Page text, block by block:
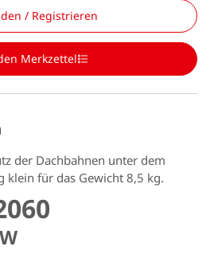
/ Registrieren
Merkzettel
der Dachbahnen unter dem
klein für das Gewicht 8,5 kg.